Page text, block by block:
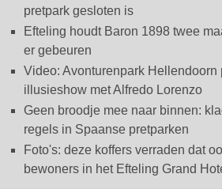
pretpark gesloten is
Efteling houdt Baron 1898 twee
er gebeuren
Video: Avonturenpark Hellendoorn
illusieshow met Alfredo Lorenzo
Geen broodje mee naar binnen:
regels in Spaanse pretparken
Foto's: deze koffers verraden dat
bewoners in het Efteling Grand